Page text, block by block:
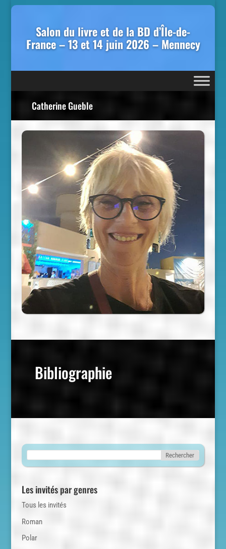
Salon du livre et de la BD d’Île-de-
France – 13 et 14 juin 2026 – Mennecy
Catherine Gueble
Bibliographie
Les invités par genres
Tous les invités
Roman
Polar